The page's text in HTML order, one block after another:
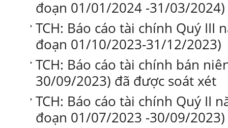
đoạn 01/01/2024 -31/03/2024)
TCH: Báo cáo tài chính Quý III
đoạn 01/10/2023-31/12/2023)
TCH: Báo cáo tài chính bán
30/09/2023) đã được soát xét
TCH: Báo cáo tài chính Quý II
đoạn 01/07/2023 -30/09/2023)